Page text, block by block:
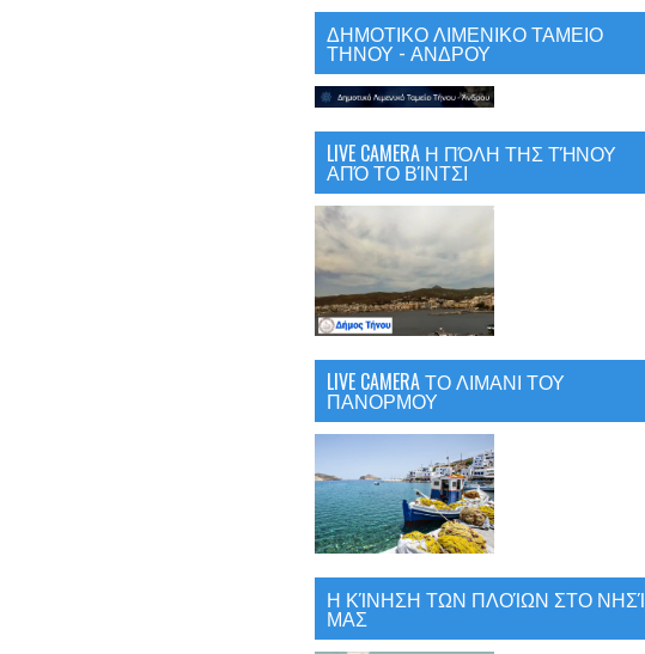
ΔΗΜΟΤΙΚΟ ΛΙΜΕΝΙΚΟ ΤΑΜΕΙΟ
ΤΗΝΟΥ - ΑΝΔΡΟΥ
LIVE CAMERA Η ΠΌΛΗ ΤΗΣ ΤΉΝΟΥ
ΑΠΌ ΤΟ ΒΊΝΤΣΙ
LIVE CAMERA ΤΟ ΛΙΜΑΝΙ ΤΟΥ
ΠΑΝΟΡΜΟΥ
Η ΚΊΝΗΣΗ ΤΩΝ ΠΛΟΊΩΝ ΣΤΟ ΝΗΣΊ
ΜΑΣ